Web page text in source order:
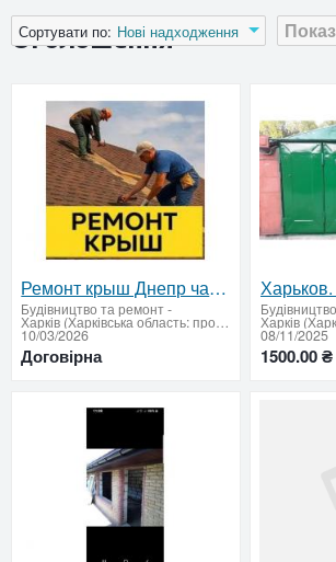
Сортувати по: Нові надходження
Оголошення
Ремонт крыш Днепр частичный мелкий и капитальный
Будівництво та ремонт-
Харків (Харківська область: продати купити)
10/03/2026
Договірна
08/11/2025
1500.00 ₴